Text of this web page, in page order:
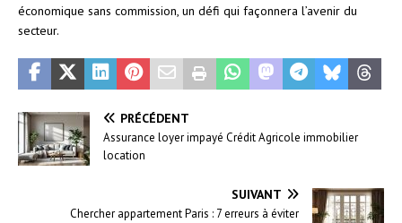
économique sans commission, un défi qui façonnera l’avenir du
secteur.
PRÉCÉDENT
Assurance loyer impayé Crédit Agricole immobilier
location
SUIVANT
Chercher appartement Paris : 7 erreurs à éviter